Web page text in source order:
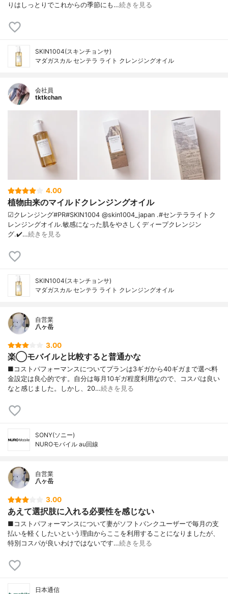
りはしっとりでこれからの季節にも…続きを見る
SKIN1004(スキンチョンサ)
マダガスカル センテラ ライト クレンジングオイル
会社員
tktkchan
4.00
植物由来のマイルドクレンジングオイル
☑クレンジング#PR#SKIN1004 @skin1004_japan .#センテラライトク
レンジングオイル.敏感になった肌をやさしくディープクレンジン
グ.✔️…続きを見る
SKIN1004(スキンチョンサ)
マダガスカル センテラ ライト クレンジングオイル
自営業
八ヶ岳
3.00
楽◯モバイルと比較すると普通かな
■コストパフォーマンスについてプランは3ギガから40ギガまで選べ料
金設定は良心的です。自分は毎月10ギガ程度利用なので、コスパは良い
なと感じました。しかし、20…続きを見る
SONY(ソニー)
NUROモバイル au回線
自営業
八ヶ岳
3.00
あえて選択肢に入れる必要性を感じない
■コストパフォーマンスについて妻がソフトバンクユーザーで毎月の支
払いを軽くしたいという理由からここを利用することになりましたが、
特別コスパが良いわけではないです…続きを見る
日本通信